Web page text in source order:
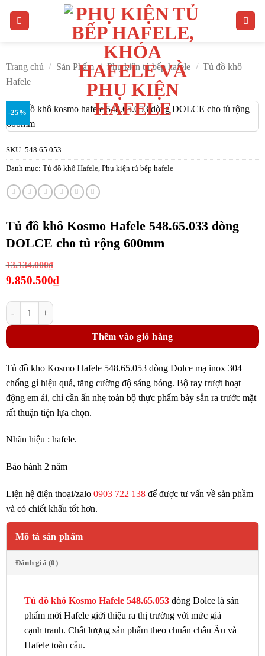
Trang chủ / Sản Phẩm / Phụ kiện tủ bếp hafele / Tủ đồ khô
Hafele
-25%
SKU: 548.65.053
Danh mục: Tủ đồ khô Hafele, Phụ kiện tủ bếp hafele
Tủ đồ khô Kosmo Hafele 548.65.033 dòng
DOLCE cho tủ rộng 600mm
13.134.000₫
gốc
9.850.500₫
tại
Tủ đồ khô Kosmo Hafele 548.65.033 dòng DOLCE cho tủ rộng 600mm
Thêm vào giỏ hàng
Tủ đồ kho Kosmo Hafele 548.65.053 dòng Dolce mạ inox 304
chống gỉ hiệu quả, tăng cường độ sáng bóng. Bộ ray trượt hoạt
động em ái, chỉ cần ấn nhẹ toàn bộ thực phẩm bày sẳn ra trước mặt
rất thuận tiện lựa chọn.
Nhãn hiệu : hafele.
Bảo hành 2 năm
Liện hệ điện thoại/zalo 0903 722 138để được tư vấn về sản phầm
và có chiết khấu tốt hơn.
Mô tả sản phẩm
Đánh giá (0)
Tủ đồ khô Kosmo Hafele 548.65.053dòng Dolce là sản
phẩm mới Hafele giới thiệu ra thị trường với mức giá
cạnh tranh. Chất lượng sản phẩm theo chuẩn châu Âu và
Hafele toàn cầu.